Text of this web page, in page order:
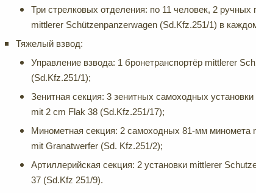
Три стрелковых отделения: по 11 человек, 2 ручных
mittlerer Schützenpanzerwagen (Sd.Kfz.251/1) в
Тяжелый взвод:
Управление взвода: 1 бронетранспортёр mittlerer
(Sd.Kfz.251/1);
Зенитная секция: 3 зенитных самоходных
mit 2 cm Flak 38 (Sd.Kfz.251/17);
Минометная секция: 2 самоходных 81-мм миномета
mit Granatwerfer (Sd. Kfz.251/2);
Артиллерийская секция: 2 установки mittlerer
37 (Sd.Kfz 251/9).